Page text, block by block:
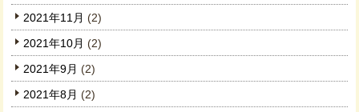
2021年11月 (2)
2021年10月 (2)
2021年9月 (2)
2021年8月 (2)